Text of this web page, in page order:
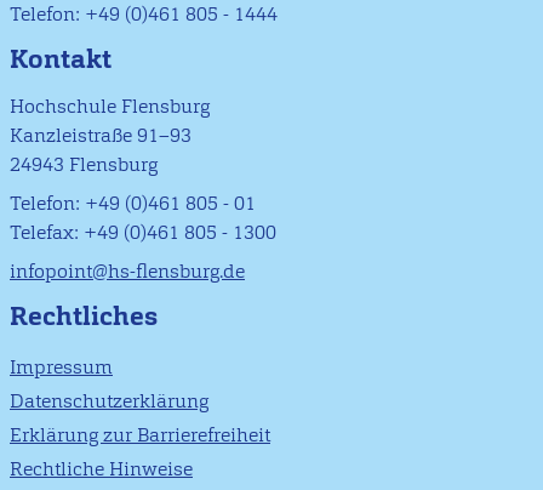
Telefon: +49 (0)461 805 - 1444
Kontakt
Hochschule Flensburg
Kanzleistraße 91–93
24943 Flensburg
Telefon: +49 (0)461 805 - 01
Telefax: +49 (0)461 805 - 1300
infopoint@hs-flensburg.de
Rechtliches
Impressum
Datenschutzerklärung
Erklärung zur Barrierefreiheit
Rechtliche Hinweise